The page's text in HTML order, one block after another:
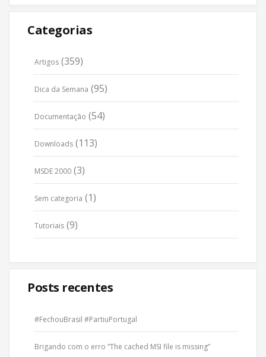
Categorias
Artigos (359)
Dica da Semana (95)
Documentação (54)
Downloads (113)
MSDE 2000 (3)
Sem categoria (1)
Tutoriais (9)
Posts recentes
#FechouBrasil #PartiuPortugal
Brigando com o erro “The cached MSI file is missing”